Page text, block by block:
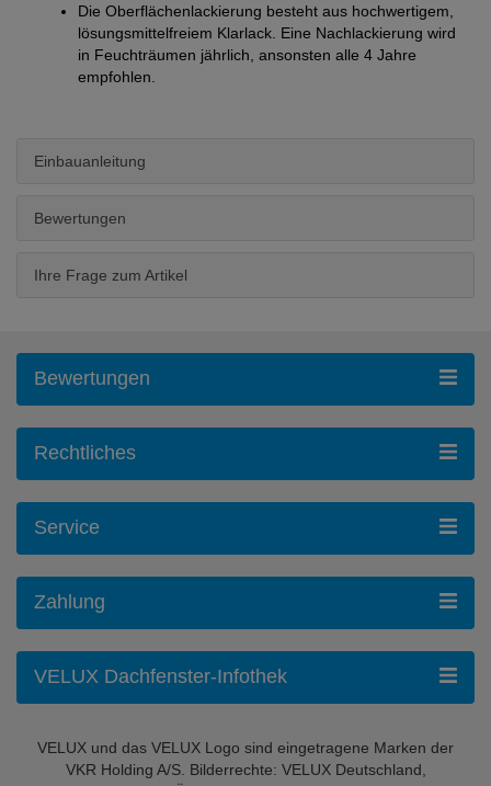
Die Oberflächenlackierung besteht aus hochwertigem,
lösungsmittelfreiem Klarlack. Eine Nachlackierung wird
in Feuchträumen jährlich, ansonsten alle 4 Jahre
empfohlen.
Einbauanleitung
Bewertungen
Ihre Frage zum Artikel
Bewertungen
Rechtliches
Service
Zahlung
VELUX Dachfenster-Infothek
VELUX und das VELUX Logo sind eingetragene Marken der
VKR Holding A/S. Bilderrechte: VELUX Deutschland,